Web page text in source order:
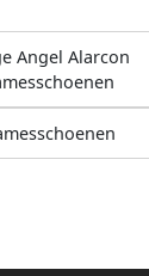
Angel Alarcon